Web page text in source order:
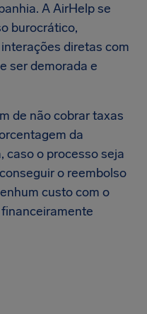
A AirHelp se
burocrático,
diretas com
ser demorada e
de não cobrar taxas
da
caso o processo seja
o reembolso
custo com o